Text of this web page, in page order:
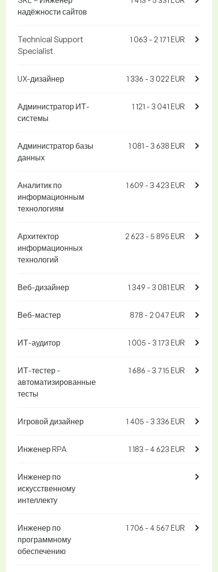
надёжности сайтов
Technical Support
Specialist
1 063 - 2 171 EUR
UX-дизайнер 1 336 - 3 022 EUR
Администратор ИТ-
системы
1 121 - 3 041 EUR
Администратор базы
данных
1 081 - 3 638 EUR
Аналитик по
информационным
технологиям
1 609 - 3 423 EUR
Архитектор
информационных
технологий
2 623 - 5 895 EUR
Веб-дизайнер 1 349 - 3 081 EUR
Веб-мастер 878 - 2 047 EUR
ИТ-аудитор 1 005 - 3 173 EUR
ИТ-тестер -
автоматизированные
тесты
1 686 - 3 715 EUR
Игровой дизайнер 1 405 - 3 336 EUR
Инженер RPA 1 183 - 4 623 EUR
Инженер по
искусственному
интеллекту
Инженер по
программному
обеспечению
1 706 - 4 567 EUR